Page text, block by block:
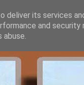
deliver its services
and